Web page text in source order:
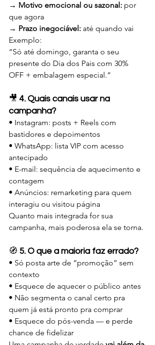
→ Motivo emocional ou sazonal: por
que agora
→ Prazo inegociável: até quando vai
Exemplo:
“Só até domingo, garanta o seu
presente do Dia dos Pais com 30%
OFF + embalagem especial.”
🎥 4. Quais canais usar na
campanha?
• Instagram: posts + Reels com
bastidores e depoimentos
• WhatsApp: lista VIP com acesso
antecipado
• E-mail: sequência de aquecimento e
contagem
• Anúncios: remarketing para quem
interagiu ou visitou página
Quanto mais integrada for sua
campanha, mais poderosa ela se torna.
🧭 5. O que a maioria faz errado?
• Só posta arte de “promoção” sem
contexto
• Esquece de aquecer o público antes
• Não segmenta o canal certo pra
quem já está pronto pra comprar
• Esquece do pós-venda — e perde
chance de fidelizar